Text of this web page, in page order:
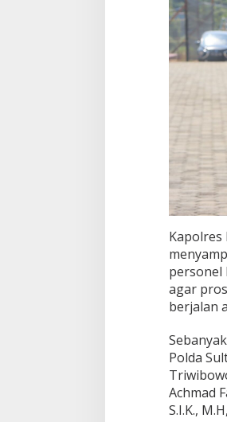
Kapolres
personel
agar
berjalan
Polda
Achmad
S.I.K.,